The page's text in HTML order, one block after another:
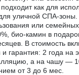
как для
уличной СПА-зоны.
или
био-камин в
В стоимость
гарантия: 2 года на
а на чашу —
от 3 до 6 мес.